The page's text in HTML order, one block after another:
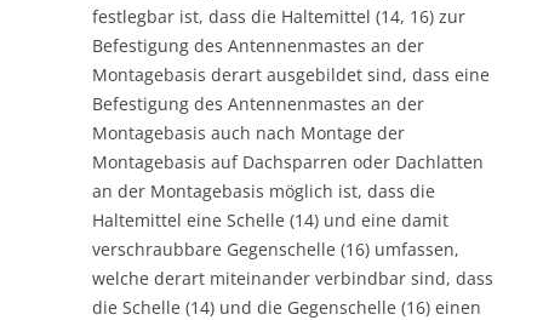
festlegbar ist, dass die Haltemittel (14, 16) zur
Befestigung des Antennenmastes an der
Montagebasis derart ausgebildet sind, dass eine
Befestigung des Antennenmastes an der
Montagebasis auch nach Montage der
Montagebasis auf Dachsparren oder Dachlatten
an der Montagebasis möglich ist, dass die
Haltemittel eine Schelle (14) und eine damit
verschraubbare Gegenschelle (16) umfassen,
welche derart miteinander verbindbar sind, dass
die Schelle (14) und die Gegenschelle (16) einen